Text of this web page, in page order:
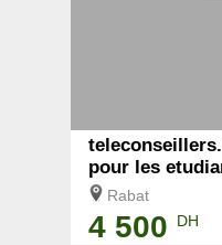
pour les
Rabat
4 500 DH